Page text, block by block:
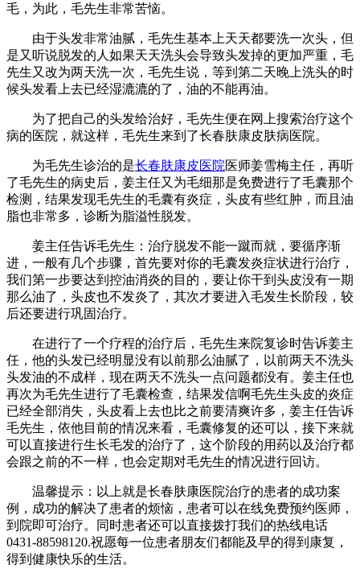
毛，为此，毛先生非常苦恼。
由于头发非常油腻，毛先生基本上天天都要洗一次头，但
是又听说脱发的人如果天天洗头会导致头发掉的更加严重，毛
先生又改为两天洗一次，毛先生说，等到第二天晚上洗头的时
候头发看上去已经湿漉漉的了，油的不能再油。
为了把自己的头发给治好，毛先生便在网上搜索治疗这个
病的医院，就这样，毛先生来到了长春肤康皮肤病医院。
为毛先生诊治的是长春肤康皮医院医师姜雪梅主任，再听
了毛先生的病史后，姜主任又为毛细那是免费进行了毛囊那个
检测，结果发现毛先生的毛囊有炎症，头皮有些红肿，而且油
脂也非常多，诊断为脂溢性脱发。
姜主任告诉毛先生：治疗脱发不能一蹴而就，要循序渐
进，一般有几个步骤，首先要对你的毛囊发炎症状进行治疗，
我们第一步要达到控油消炎的目的，要让你干到头皮没有一期
那么油了，头皮也不发炎了，其次才要进入毛发生长阶段，较
后还要进行巩固治疗。
在进行了一个疗程的治疗后，毛先生来院复诊时告诉姜主
任，他的头发已经明显没有以前那么油腻了，以前两天不洗头
头发油的不成样，现在两天不洗头一点问题都没有。姜主任也
再次为毛先生进行了毛囊检查，结果发信啊毛先生头皮的炎症
已经全部消失，头皮看上去也比之前要清爽许多，姜主任告诉
毛先生，依他目前的情况来看，毛囊修复的还可以，接下来就
可以直接进行生长毛发的治疗了，这个阶段的用药以及治疗都
会跟之前的不一样，也会定期对毛先生的情况进行回访。
温馨提示：以上就是长春肤康医院治疗的患者的成功案
例，成功的解决了患者的烦恼，患者可以在线免费预约医师，
到院即可治疗。同时患者还可以直接拨打我们的热线电话
0431-88598120.祝愿每一位患者朋友们都能及早的得到康复，
得到健康快乐的生活。